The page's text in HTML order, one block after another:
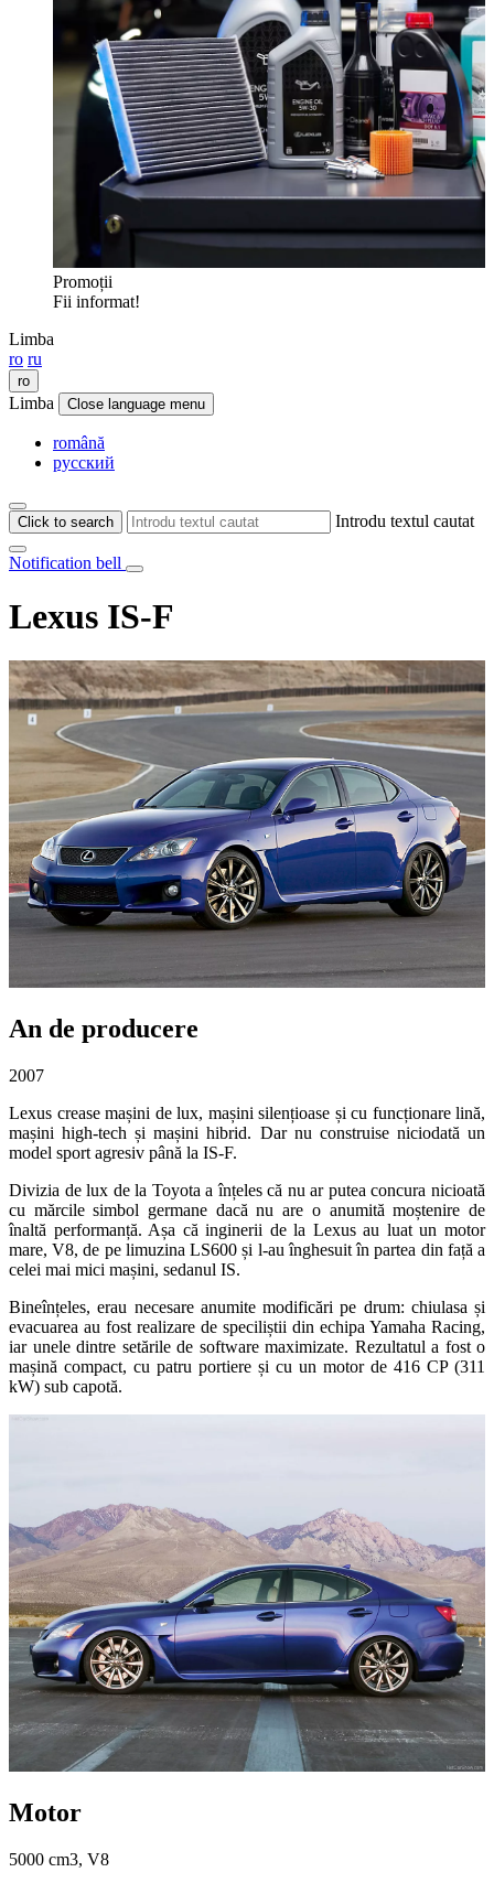
Promoții
Fii informat!
Limba
ro ru
ro
Limba Close language menu
română
русский
Click to search Introdu textul cautat
Notification bell
Lexus IS-F
An de producere
2007
Lexus crease mașini de lux, mașini silențioase și cu funcționare lină,
mașini high-tech și mașini hibrid. Dar nu construise niciodată un
model sport agresiv până la IS-F.
Divizia de lux de la Toyota a înțeles că nu ar putea concura nicioată
cu mărcile simbol germane dacă nu are o anumită moștenire de
înaltă performanță. Așa că inginerii de la Lexus au luat un motor
mare, V8, de pe limuzina LS600 și l-au înghesuit în partea din față a
celei mai mici mașini, sedanul IS.
Bineînțeles, erau necesare anumite modificări pe drum: chiulasa și
evacuarea au fost realizare de speciliștii din echipa Yamaha Racing,
iar unele dintre setările de software maximizate. Rezultatul a fost o
mașină compact, cu patru portiere și cu un motor de 416 CP (311
kW) sub capotă.
Motor
5000 cm3, V8